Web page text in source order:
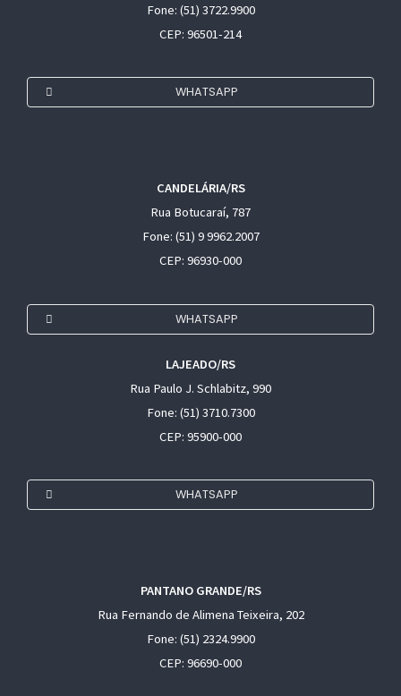
Fone: (51) 3722.9900
CEP: 96501-214
WHATSAPP
CANDELÁRIA/RS
Rua Botucaraí, 787
Fone: (51) 9 9962.2007
CEP: 96930-000
WHATSAPP
LAJEADO/RS
Rua Paulo J. Schlabitz, 990
Fone: (51) 3710.7300
CEP: 95900-000
WHATSAPP
PANTANO GRANDE/RS
Rua Fernando de Alimena Teixeira, 202
Fone: (51) 2324.9900
CEP: 96690-000